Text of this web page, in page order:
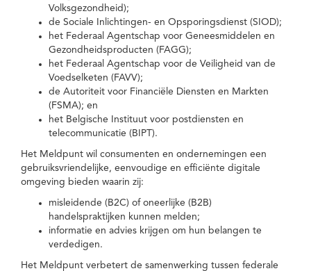
Volksgezondheid);
de Sociale Inlichtingen- en Opsporingsdienst (SIOD);
het Federaal Agentschap voor Geneesmiddelen en
Gezondheidsproducten (FAGG);
het Federaal Agentschap voor de Veiligheid van de
Voedselketen (FAVV);
de Autoriteit voor Financiële Diensten en Markten
(FSMA); en
het Belgische Instituut voor postdiensten en
telecommunicatie (BIPT).
Het Meldpunt wil consumenten en ondernemingen een
gebruiksvriendelijke, eenvoudige en efficiënte digitale
omgeving bieden waarin zij:
misleidende (B2C) of oneerlijke (B2B)
handelspraktijken kunnen melden;
informatie en advies krijgen om hun belangen te
verdedigen.
Het Meldpunt verbetert de samenwerking tussen federale